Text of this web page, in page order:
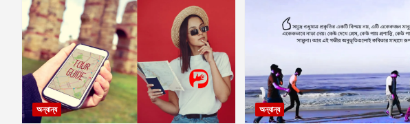
অন্যান্য অন্যান্য